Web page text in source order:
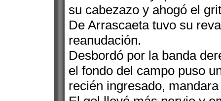
su cabezazo y ahogó el
De Arrascaeta tuvo su
reanudación.
Desbordó por la banda
el fondo del campo puso
recién ingresado,